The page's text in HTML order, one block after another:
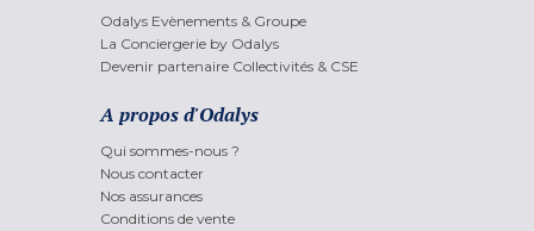
Odalys Evènements & Groupe
La Conciergerie by Odalys
Devenir partenaire Collectivités & CSE
A propos d'Odalys
Qui sommes-nous ?
Nous contacter
Nos assurances
Conditions de vente